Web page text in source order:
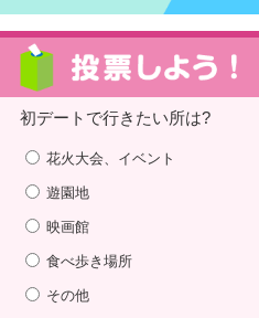
初デートで行きたい所は?
花火大会、イベント
遊園地
映画館
食べ歩き場所
その他